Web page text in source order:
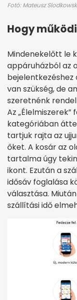
Fotó: Mateusz
Hogy
Mindenekelőtt le
appáruházból az
van szükség, de
szeretnénk
Az
kategóriában
tartjuk rajta az
őket. A kosár az
tartalma úgy
ikont. Ezután a
idősáv foglalása
választása.
szállítási idő